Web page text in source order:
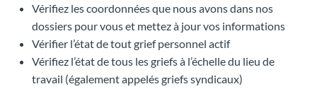
Vérifiez les coordonnées que nous avons dans nos
dossiers pour vous et mettez à jour vos informations
Vérifier l’état de tout grief personnel actif
Vérifiez l’état de tous les griefs à l’échelle du lieu de
travail (également appelés griefs syndicaux)